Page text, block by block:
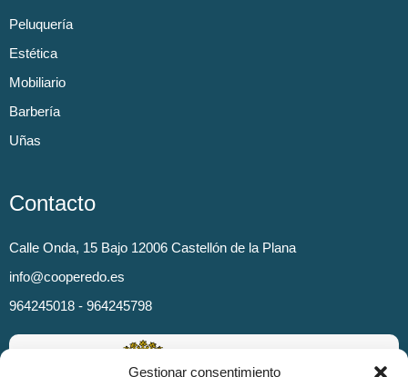
Gestionar consentimiento
Peluquería
Estética
Mobiliario
Barbería
Uñas
Contacto
Calle Onda, 15 Bajo 12006 Castellón de la Plana
info@cooperedo.es
964245018 - 964245798